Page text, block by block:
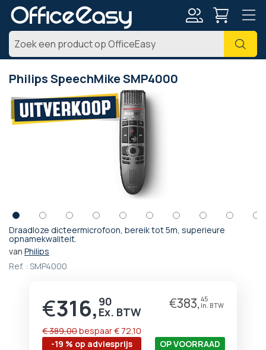
Zoek
Philips SpeechMike SMP4000
Draadloze dicteermicrofoon, bereik tot 5m, superieure
opnamekwaliteit.
van Philips
Ref. : SMP4000
Prijs
€316, 90 €383, 45
-19 % op adviesprijs
€ 389,00bespaar€ 72,10
OP VOORRAAD
naar
het
einde
Ga
naar
begin
afbeeldingen-